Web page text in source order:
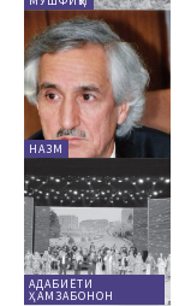
НАЗМ
АДАБИЁТИ
ҲАМЗАБОНОН